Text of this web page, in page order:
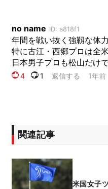
関連記事
米国女子